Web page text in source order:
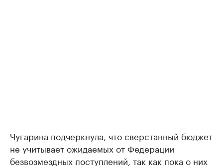
Чугарина подчеркнула, что сверстанный бюджет
не учитывает ожидаемых от Федерации
безвозмездных поступлений, так как пока о них